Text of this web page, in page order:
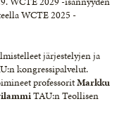
WCTE 2025 -
järjestelyjen ja
kongressipalvelut.
professoritMarkku
TAU:n Teollisen